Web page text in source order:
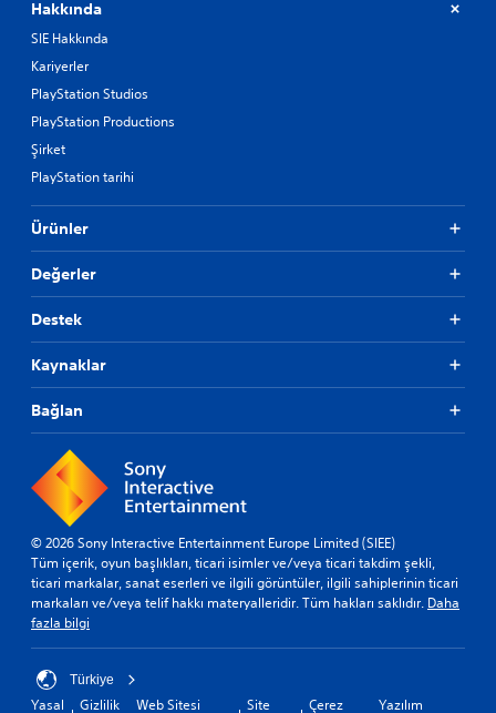
Hakkında
SIE Hakkında
Kariyerler
PlayStation Studios
PlayStation Productions
Şirket
PlayStation tarihi
Ürünler
Değerler
Destek
Kaynaklar
Bağlan
© 2026 Sony Interactive Entertainment Europe Limited (SIEE)
Tüm içerik, oyun başlıkları, ticari isimler ve/veya ticari takdim şekli,
ticari markalar, sanat eserleri ve ilgili görüntüler, ilgili sahiplerinin ticari
markaları ve/veya telif hakkı materyalleridir. Tüm hakları saklıdır. Daha
fazla bilgi
Türkiye
Yasal
Gizlilik
Web Sitesi
Site
Çerez
Yazılım